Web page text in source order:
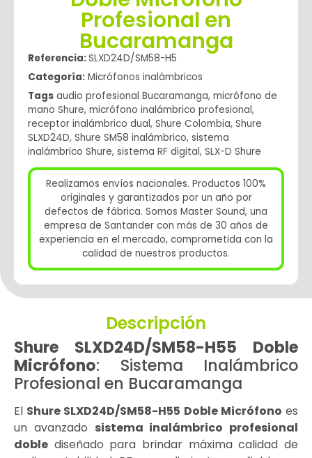
Profesional en
Bucaramanga
Referencia:SLXD24D/SM58-H5
Categoría: Micrófonos inalámbricos
Tags audio profesional Bucaramanga, micrófono de
mano Shure, micrófono inalámbrico profesional,
receptor inalámbrico dual, Shure Colombia, Shure
SLXD24D, Shure SM58 inalámbrico, sistema
inalámbrico Shure, sistema RF digital, SLX-D Shure
Realizamos envíos nacionales. Productos 100%
originales y garantizados por un año por
defectos de fábrica. Somos Master Sound, una
empresa de Santander con más de 30 años de
experiencia en el mercado, comprometida con la
calidad de nuestros productos.
Descripción
Shure SLXD24D/SM58-H55 Doble
Micrófono: Sistema Inalámbrico
Profesional en Bucaramanga
El Shure SLXD24D/SM58-H55 Doble Micrófono es
un avanzado sistema inalámbrico profesional
doble diseñado para brindar máxima calidad de